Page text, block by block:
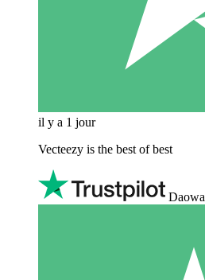
il y a 1 jour
Vecteezy is the best of best